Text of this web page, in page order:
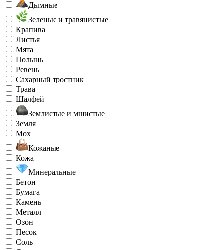
Дымные
Зеленые и травянистые
Крапива
Листья
Мята
Полынь
Ревень
Сахарный тростник
Трава
Шалфей
Землистые и мшистые
Земля
Мох
Кожаные
Кожа
Минеральные
Бетон
Бумага
Камень
Металл
Озон
Песок
Соль